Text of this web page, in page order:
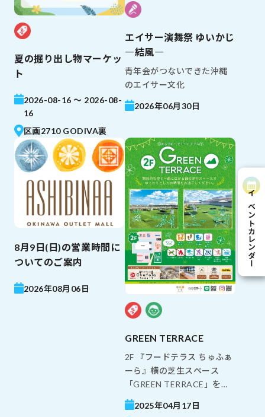
夏の掘り出し物マーケッ
ト
2026-08-16 ～ 2026-08-
16
区画2710 GODIVA裏
エイサー演舞祭 ゆいかじ
―結風―
青年会がつないできた沖縄
のエイサー文化
2026年06月30日
8月9日(日)の営業時間に
ついてのご案内
2026年08月06日
GREEN TERRACE
2F 『フードテラス ちゅふぁ
ーら』横の芝生スペース
「GREEN TERRACE」をぜ
ひご利用ください♪ 開放的
な空と一面に広がる緑の芝
2025年04月17日
イベントカレンダー